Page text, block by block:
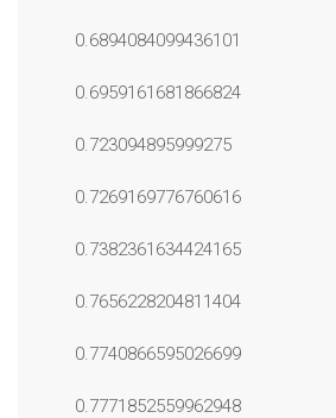
0.6894084099436101
0.6959161681866824
0.723094895999275
0.7269169776760616
0.7382361634424165
0.7656228204811404
0.7740866595026699
0.7771852559962948